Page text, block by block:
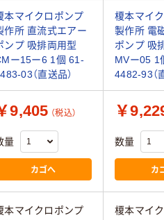
本マイクロポンプ
作所 直流式エアー
ンプ 吸排両用型
ー15ー6 1個 61-
03（直送品）
榎本マイ
製作所 電
ポンプ 吸
MVー05 1
4482-93（
9,405 （税込）
量
カゴへ
￥
数量
カ
本マイクロポンプ
榎本マイ